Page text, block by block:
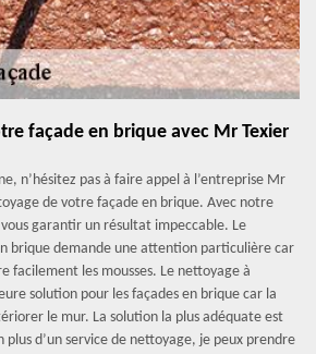
façade en brique avec Mr Texier
n’hésitez pas à faire appel à l’entreprise Mr
de votre façade en brique. Avec notre
garantir un résultat impeccable. Le
brique demande une attention particulière car
facilement les mousses. Le nettoyage à
solution pour les façades en brique car la
le mur. La solution la plus adéquate est
plus d’un service de nettoyage, je peux prendre